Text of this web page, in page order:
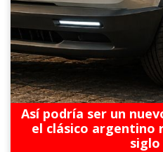
Así podría ser un
el clásico argentino
siglo